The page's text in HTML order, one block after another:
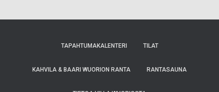
TAPAHTUMAKALENTERI TILAT
KAHVILA & BAARI WUORION RANTA RANTASAUNA